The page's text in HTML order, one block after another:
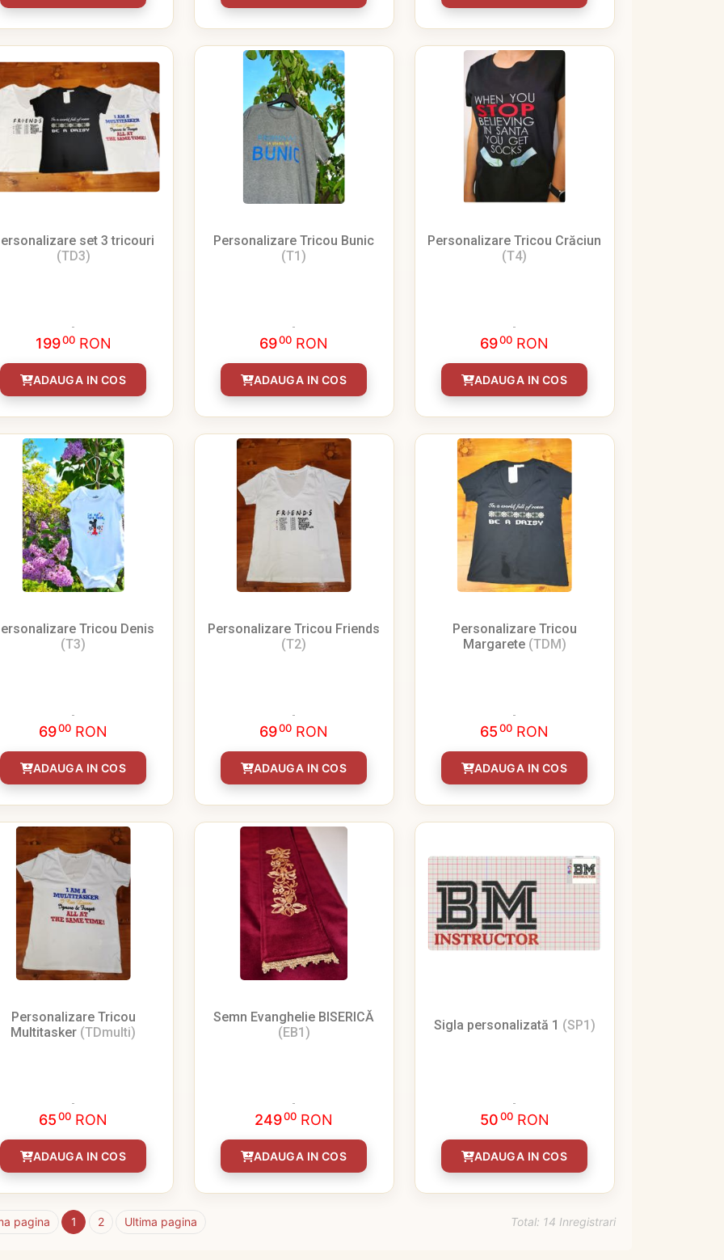
set 3 tricouri
(TD3)
19900 RON
ADAUGA IN COS
Personalizare Tricou Bunic
(T1)
6900 RON
ADAUGA IN COS
Personalizare Tricou Crăciun
(T4)
6900 RON
ADAUGA IN COS
Tricou Denis
(T3)
6900 RON
ADAUGA IN COS
Personalizare Tricou Friends
(T2)
6900 RON
ADAUGA IN COS
Personalizare Tricou
Margarete (TDM)
6500 RON
ADAUGA IN COS
Personalizare Tricou
Multitasker (TDmulti)
6500 RON
ADAUGA IN COS
Semn Evanghelie BISERICĂ
(EB1)
24900 RON
ADAUGA IN COS
Sigla personalizată 1 (SP1)
5000 RON
ADAUGA IN COS
Total: 14 Inregistrari
pagina 1 2 Ultima pagina